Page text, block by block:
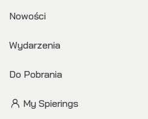
Nowości
Wydarzenia
Do Pobrania
My Spierings